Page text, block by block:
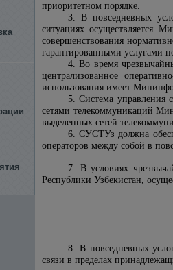
приоритетном порядке.
3. В повседневных
ситуациях осуществляется
совершенствования
гарантированными услугами
4. Во время
централизованное
использования имеет
5. Система управления
сетями телекоммуникаций
выделенных сетей
6. СУСТУз должна
операторов между собой в
7. В условиях
Республики Узбекистан,
8. В повседневных
связи в пределах